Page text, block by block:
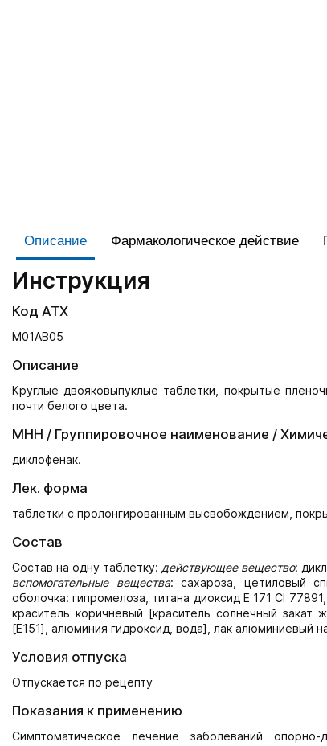
Описание Фармакологическое действие
Инструкция
Код АТХ
М01АВ05
Описание
Круглые двояковыпуклые таблетки, покрытые
почти белого цвета.
МНН / Группировочное наименование /
диклофенак.
Лек. форма
таблетки с пролонгированным высвобождением,
Состав
Состав на одну таблетку: действующее вещество:
вспомогательные вещества: сахароза, цетиловый
оболочка: гипромелоза, титана диоксид E 171 CI
краситель коричневый [краситель солнечный закат
[E151], алюминия гидроксид, вода], лак алюминиевый
Условия отпуска
Отпускается по рецепту
Показания к применению
Симптоматическое лечение заболеваний опорно-